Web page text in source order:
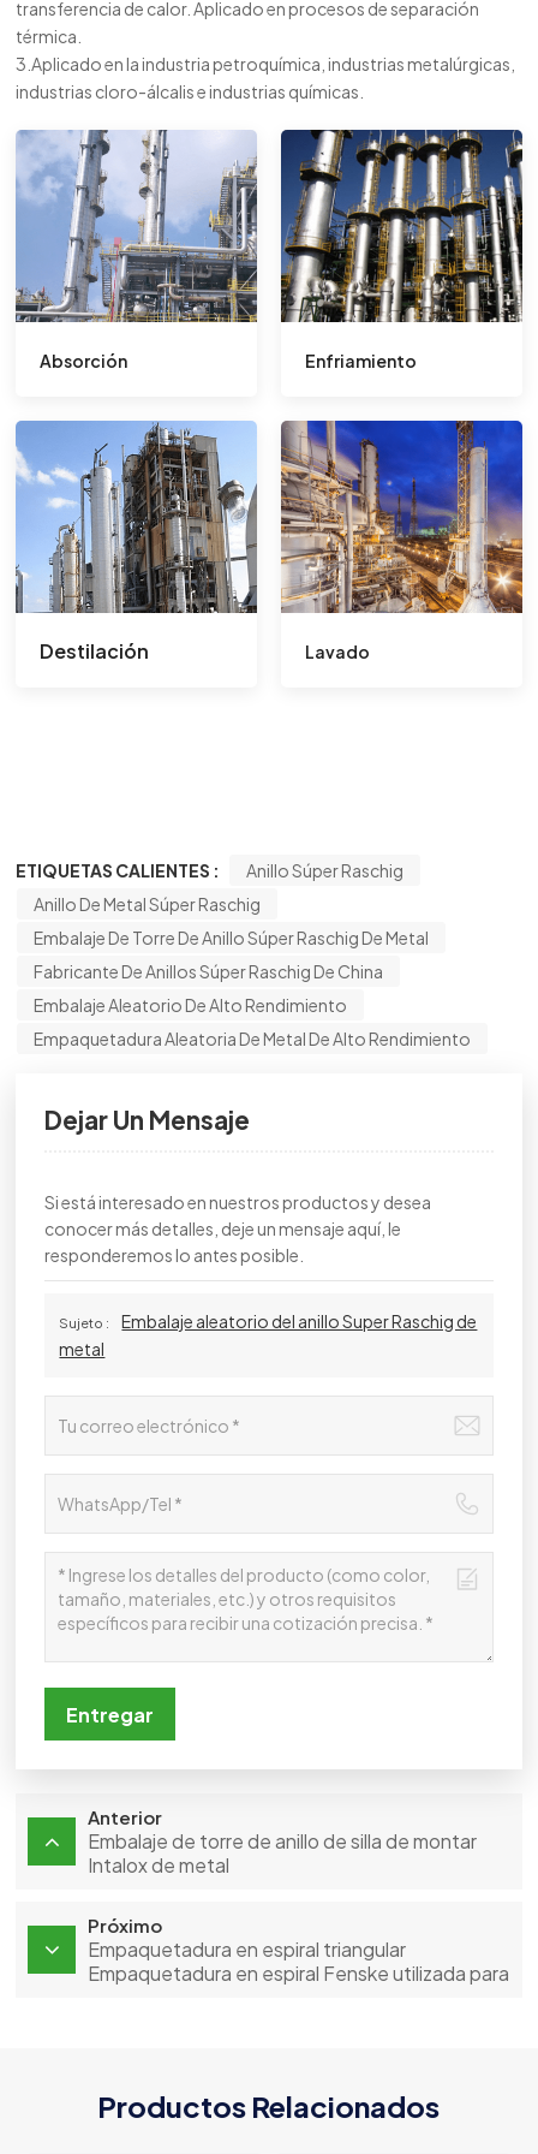
transferencia de calor. Aplicado en procesos de separación
térmica.
3.Aplicado en la industria petroquímica, industrias metalúrgicas,
industrias cloro-álcalis e industrias químicas.
Absorción Enfriamiento
Destilación Lavado
ETIQUETAS CALIENTES :
Anillo Súper Raschig
Anillo De Metal Súper Raschig
Embalaje De Torre De Anillo Súper Raschig De Metal
Fabricante De Anillos Súper Raschig De China
Embalaje Aleatorio De Alto Rendimiento
Empaquetadura Aleatoria De Metal De Alto Rendimiento
Dejar Un Mensaje
Si está interesado en nuestros productos y desea
conocer más detalles, deje un mensaje aquí, le
responderemos lo antes posible.
Sujeto :
Embalaje aleatorio del anillo Super Raschig de
metal
Entregar
Anterior
Embalaje de torre de anillo de silla de montar
Intalox de metal
Próximo
Empaquetadura en espiral triangular
Empaquetadura en espiral Fenske utilizada para
Productos Relacionados